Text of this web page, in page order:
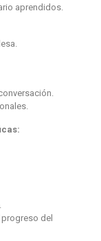
aprendidos.
del